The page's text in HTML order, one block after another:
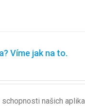
Víme jak na to.
našich